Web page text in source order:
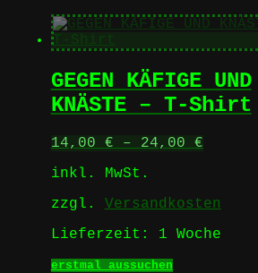
weist
mehrere
Varianten
Die
Optionen
können
der
GEGEN KÄFIGE UND
KNÄSTE – T-Shirt
14,00 € – 24,00 €
inkl. MwSt.
zzgl. Versandkosten
Lieferzeit: 1 Woche
erstmal aussuchenDieses